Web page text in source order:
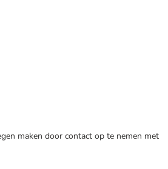
maken door contact op te nemen met